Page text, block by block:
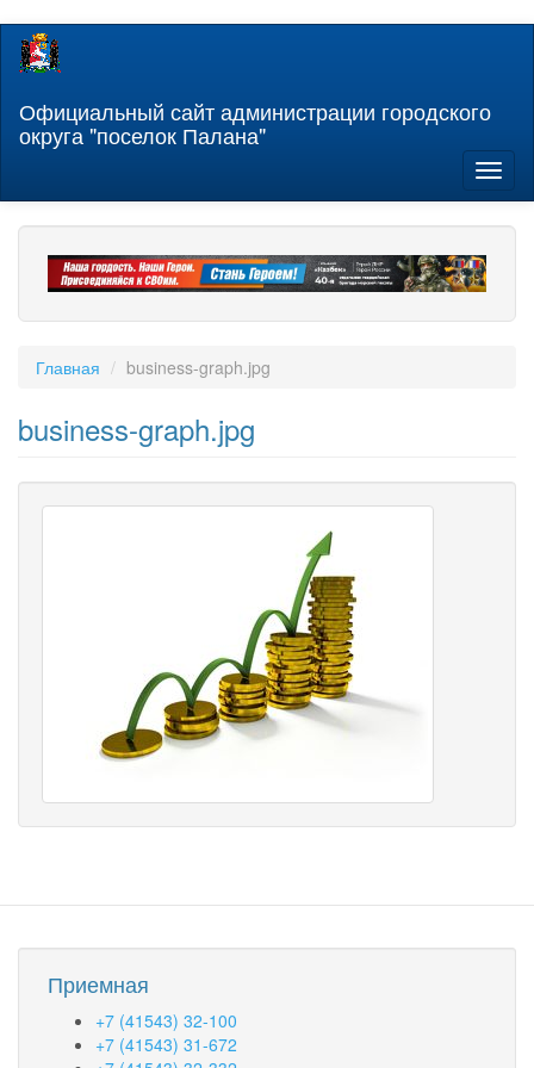
Перейти
содержанию
Официальный сайт администрации городского
округа "поселок Палана"
Главная business-graph.jpg
business-graph.jpg
Приемная
+7 (41543) 32-100
+7 (41543) 31-672